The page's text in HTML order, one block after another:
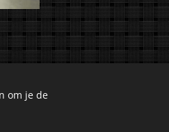
8, Doetinchem, 7004
om je de